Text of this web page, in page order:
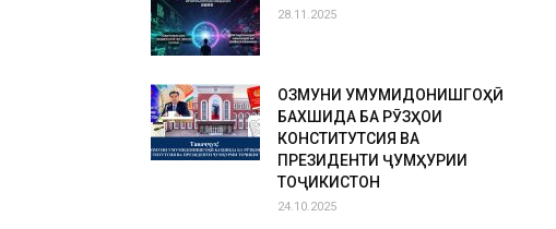
28.11.2025
ОЗМУНИ УМУМИДОНИШГОҲӢ
БАХШИДА БА РӮЗҲОИ
КОНСТИТУТСИЯ ВА
ПРЕЗИДЕНТИ ҶУМҲУРИИ
ТОҶИКИСТОН
24.10.2025